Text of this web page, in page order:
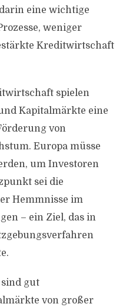
eine wichtige
weniger
Kreditwirtschaft
spielen
Kapitalmärkte eine
von
Europa müsse
um Investoren
sei die
Hemmnisse im
– ein Ziel, das in
gut
von großer